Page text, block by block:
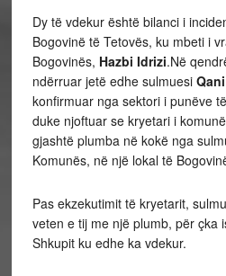
Dy të vdekur është bilanci i
Bogovinë të Tetovës, ku mbeti i
Bogovinës, Hazbi Idrizi.Në
ndërruar jetë edhe sulmuesi
konfirmuar nga sektori i punëve
duke njoftuar se kryetari i
gjashtë plumba në kokë nga
Komunës, në një lokal të
Pas ekzekutimit të kryetarit,
veten e tij me një plumb, për çka
Shkupit ku edhe ka vdekur.